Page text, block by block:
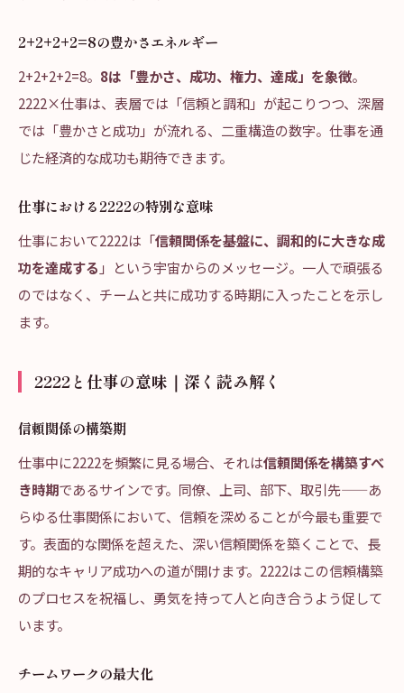
2+2+2+2=8の豊かさエネルギー
2+2+2+2=8。 8は「豊かさ、成功、権力、達成」を象徴。
2222×仕事は、表層では「信頼と調和」が起こりつつ、深層
では「豊かさと成功」が流れる、二重構造の数字。仕事を通
じた経済的な成功も期待できます。
仕事における2222の特別な意味
仕事において2222は「信頼関係を基盤に、調和的に大きな成
功を達成する 」という宇宙からのメッセージ。一人で頑張る
のではなく、チームと共に成功する時期に入ったことを示し
ます。
2222と仕事の意味｜深く読み解く
信頼関係の構築期
仕事中に2222を頻繁に見る場合、それは信頼関係を構築すべ
き時期であるサインです。同僚、上司、部下、取引先——あ
らゆる仕事関係において、信頼を深めることが今最も重要で
す。表面的な関係を超えた、深い信頼関係を築くことで、長
期的なキャリア成功への道が開けます。2222はこの信頼構築
のプロセスを祝福し、勇気を持って人と向き合うよう促して
います。
チームワークの最大化